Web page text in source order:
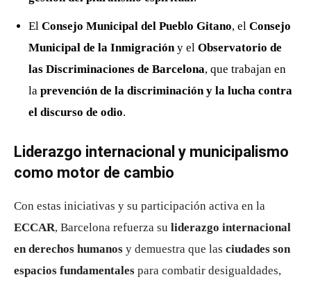
El Consejo Municipal del Pueblo Gitano, el Consejo
Municipal de la Inmigración y el Observatorio de
las Discriminaciones de Barcelona, que trabajan en
la prevención de la discriminación y la lucha contra
el discurso de odio.
Liderazgo internacional y municipalismo
como motor de cambio
Con estas iniciativas y su participación activa en la
ECCAR, Barcelona refuerza su liderazgo internacional
en derechos humanos y demuestra que las ciudades son
espacios fundamentales para combatir desigualdades,